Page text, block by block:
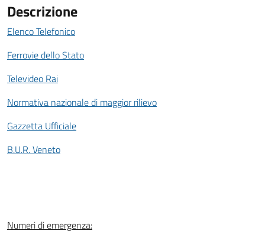
Descrizione
Elenco Telefonico
Ferrovie dello Stato
Televideo Rai
Normativa nazionale di maggior rilievo
Gazzetta Ufficiale
B.U.R. Veneto
Numeri di emergenza: